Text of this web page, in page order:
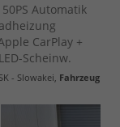
Automatik
CarPlay +
Scheinw.
- Slowakei, Fahrzeug